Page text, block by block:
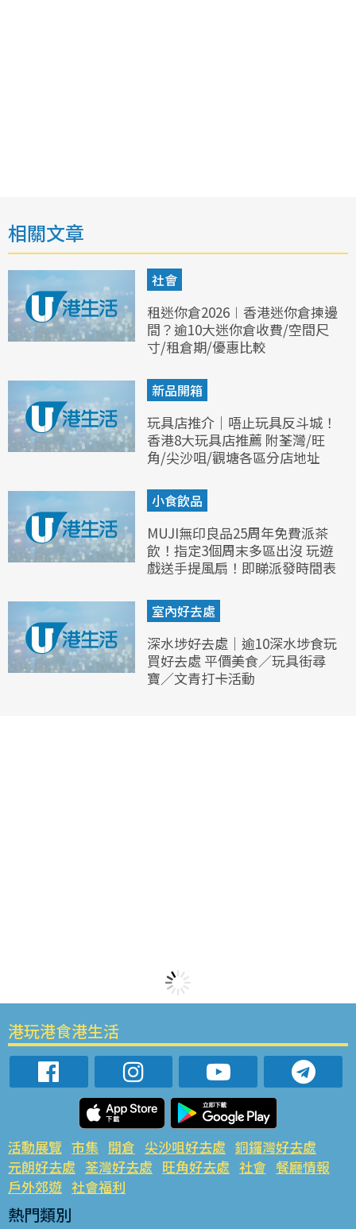
相關文章
社會
租迷你倉2026︱香港迷你倉揀邊
間？逾10大迷你倉收費/空間尺
寸/租倉期/優惠比較
新品開箱
玩具店推介｜唔止玩具反斗城！
香港8大玩具店推薦 附荃灣/旺
角/尖沙咀/觀塘各區分店地址
小食飲品
MUJI無印良品25周年免費派茶
飲！指定3個周末多區出沒 玩遊
戲送手提風扇！即睇派發時間表
室內好去處
深水埗好去處｜逾10深水埗食玩
買好去處 平價美食／玩具街尋
寶／文青打卡活動
港玩港食港生活
活動展覽 市集 開倉 尖沙咀好去處 銅鑼灣好去處
元朗好去處 荃灣好去處 旺角好去處 社會 餐廳情報
戶外郊遊 社會福利
熱門類別